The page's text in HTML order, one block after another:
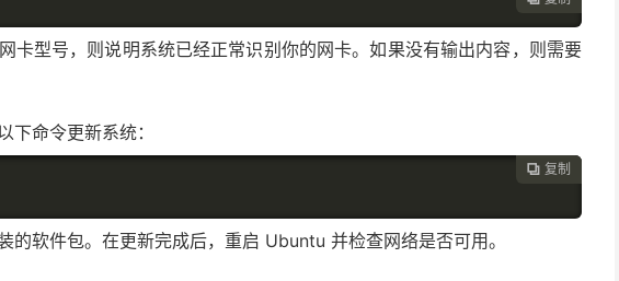
卡型号，则说明系统已经正常识别你的网卡。如果没有输出内容，则需要
下命令更新系统：
 复制
的软件包。在更新完成后，重启 Ubuntu 并检查网络是否可用。